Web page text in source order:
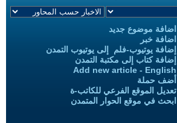
اضافة موضوع جديد
اضافة خبر
إضافة يوتيوب-فلم إلى يوتيوب التمدن
إضافة كتاب إلى مكتبة التمدن
Add new article - English
أضف حملة
تعديل الموقع الفرعي للكاتب-ة
ابحث في موقع الحوار المتمدن